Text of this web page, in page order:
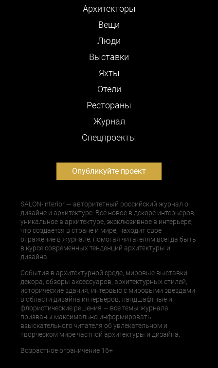
Архитекторы
Вещи
Люди
Выставки
Яхты
Отели
Рестораны
Журнал
Cпецпроекты
Опубликуйте проект
SALON-interior — авторитетный российский журнал о
дизайне и архитектуре. Все новое в декоре интерьеров,
уникальное в архитектуре, эксклюзивное в интерьере,
что создается в стране и мире, находит свое
отражение в журнале, помогая читателям всегда быть
в курсе современных тенденций архитектуры и
дизайна.
События в архитектурной среде, мировые выставки
декора, обзоры аксессуаров, архитектурных стилей,
исторические здания, интервью с мировыми звездами
в области дизайна интерьеров, ландшафтные и
флористические решения — все темы журнала
призваны максимально информировать
взыскательного читателя об увлекательном и
творческом мире частной архитектуры и дизайна.
Возрастное ограничение 16+